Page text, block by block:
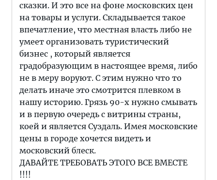
сказки. И это все на фоне московских цен
на товары и услуги. Складывается такое
впечатление, что местная власть либо не
умеет организовать туристический
бизнес , который является
градобразующим в настоящее время, либо
не в меру воруют. С этим нужно что то
делать иначе это смотрится плевком в
нашу историю. Грязь 90-х нужно смывать
и в первую очередь с витрины страны,
коей и является Суздаль. Имея московские
цены в городе хочется видеть и
московский блеск.
ДАВАЙТЕ ТРЕБОВАТЬ ЭТОГО ВСЕ ВМЕСТЕ
!!!!